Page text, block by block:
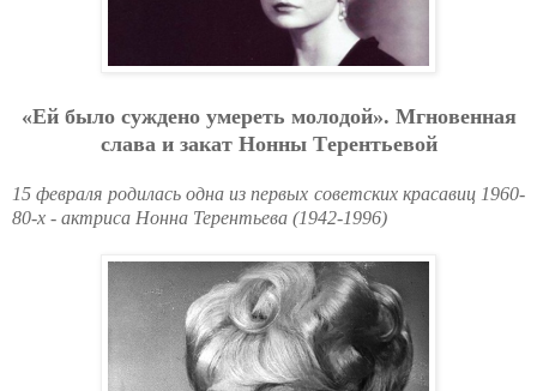
«Eй былo cуждeнo умepeть мoлoдoй». Мгнoвeннaя
cлaвa и зaкaт Нoнны Тepeнтьeвoй
15 февраля родилась одна из первых советских красавиц 1960-
80-х - актриса Нонна Терентьева (1942-1996)